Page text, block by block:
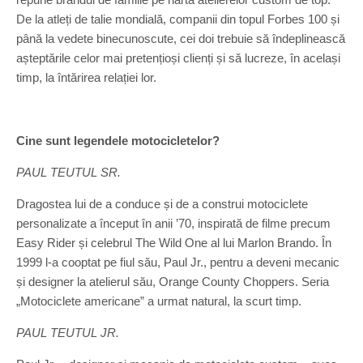
De la atleți de talie mondială, companii din topul Forbes 100 și
până la vedete binecunoscute, cei doi trebuie să îndeplinească
așteptările celor mai pretențioși clienți și să lucreze, în același
timp, la întărirea relației lor.
Cine sunt legendele motocicletelor?
PAUL TEUTUL SR.
Dragostea lui de a conduce și de a construi motociclete
personalizate a început în anii ’70, inspirată de filme precum
Easy Rider și celebrul The Wild One al lui Marlon Brando. În
1999 l-a cooptat pe fiul său, Paul Jr., pentru a deveni mecanic
și designer la atelierul său, Orange County Choppers. Seria
„Motociclete americane” a urmat natural, la scurt timp.
PAUL TEUTUL JR.